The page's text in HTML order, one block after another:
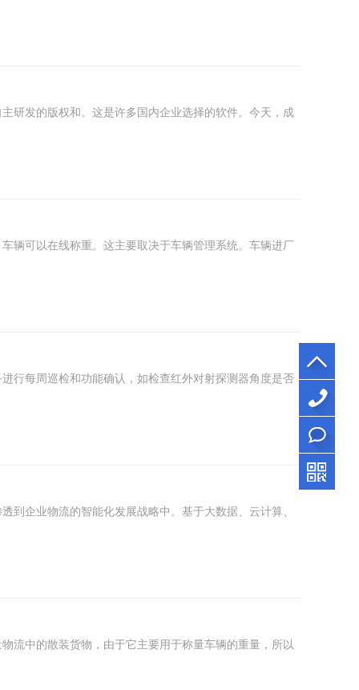
研发的版权和。这是许多国内企业选择的软件。今天，成
辆可以在线称重。这主要取决于车辆管理系统。车辆进厂
行每周巡检和功能确认，如检查红外对射探测器角度是否
到企业物流的智能化发展战略中。基于大数据、云计算、
流中的散装货物，由于它主要用于称量车辆的重量，所以
156-
1777-
立即